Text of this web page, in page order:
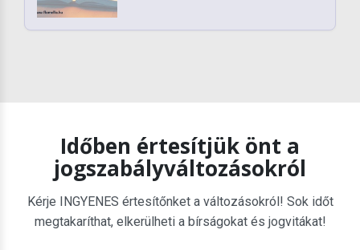
Időben értesítjük önt a
jogszabályváltozásokról
Kérje INGYENES értesítőnket a változásokról! Sok időt
megtakaríthat, elkerülheti a bírságokat és jogvitákat!